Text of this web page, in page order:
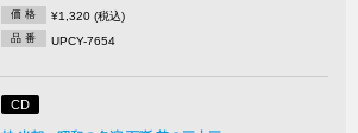
価 格 ¥1,320 (税込)
品 番 UPCY-7654
CD